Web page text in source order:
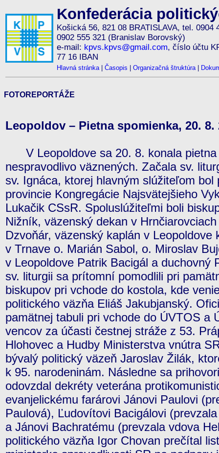
Konfederácia
Košická 56, 821 08 BRATISLAVA, tel. 0904
0902 555 321 (Branislav Borovský)
e-mail: kpvs.kpvs@gmail.com, číslo účtu
77 16 IBAN
Hlavná stránka| Časopis Organizačná štruktúra|
FOTOREPORTÁŽE
Leopoldov – Pietna spomienka, 20. 8.
V Leopoldove sa 20. 8. konala pietna
nespravodlivo väznených. Začala sv.
sv. Ignáca, ktorej hlavným slúžiteľom bol
provincie Kongregácie Najsvätejšieho
Lukačik CSsR. Spoluslúžiteľmi boli
Nižník, väzenský dekan v
Dzvoňár, väzenský kaplán v
v Trnave o. Marián Sabol, o. Miroslav
v Leopoldove Patrik Bacigál a duchovný
sv. liturgii sa prítomní pomodlili pri
biskupov pri vchode do kostola, kde
politického väzňa Eliáš Jakubjanský.
pamätnej tabuli pri vchode do ÚVTOS a
vencov za účasti čestnej stráže z 53.
Hlohovec a Hudby Ministerstva vnútra
bývalý politický väzeň Jaroslav Žilák,
k 95. narodeninám. Následne sa
odovzdal dekréty veterána
evanjelickému farárovi Jánovi Paulovi
Paulová), Ľudovítovi Bacigálovi
a Jánovi Bachratému (prevzala vdova
politického väzňa Igor Chovan prečítal